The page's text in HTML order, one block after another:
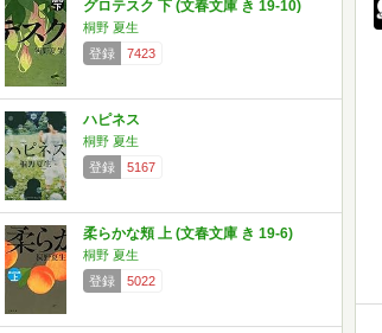
グロテスク 下 (文春文庫 き 19-10)
桐野 夏生
登録
7423
ハピネス
桐野 夏生
登録
5167
柔らかな頬 上 (文春文庫 き 19-6)
桐野 夏生
登録
5022